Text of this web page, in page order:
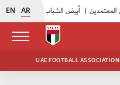
EN AR أبيض الشباب يُكثف استعداداته للتصفيات الآسيوية |
UAE FOOTBALL ASSOCIATION